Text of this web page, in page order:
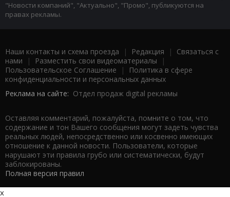
"Новости компаний", "Актуально", "Промо", публикуются на
правах рекламы.
Наши контакты и схема проезда | Редакция | Связаться с
нами | Разместить свои видеоматериалы |
Пользовательское Соглашение |
Политика в сфере
конфиденциальности и персональных данных
Реклама на сайте: Отдел продаж digital рекламы
Оставляя комментарий, пожалуйста, помните о том, что
содержание и тон Вашего сообщения могут задеть чувства
реальных людей, непосредственно или косвенно имеющих
отношение к данной новости. Пользователи, которые
нарушают эти правила грубо или систематически, будут
заблокированы.
Полная версия правил
x